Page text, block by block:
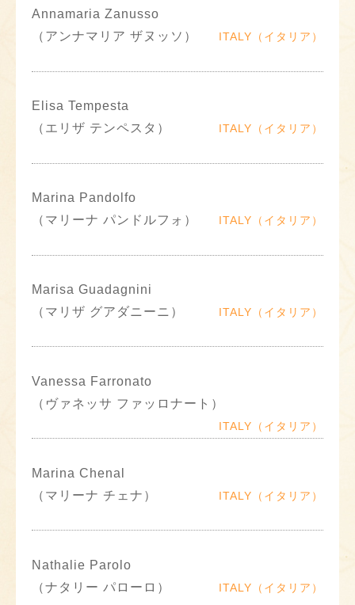
Annamaria Zanusso
（アンナマリア ザヌッソ）
ITALY（イタリア）
Elisa Tempesta
（エリザ テンペスタ）
ITALY（イタリア）
Marina Pandolfo
（マリーナ パンドルフォ）
ITALY（イタリア）
Marisa Guadagnini
（マリザ グアダニーニ）
ITALY（イタリア）
Vanessa Farronato
（ヴァネッサ ファッロナート）
ITALY（イタリア）
Marina Chenal
（マリーナ チェナ）
ITALY（イタリア）
Nathalie Parolo
（ナタリー パローロ）
ITALY（イタリア）